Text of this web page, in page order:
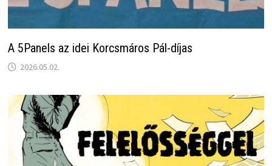
A 5Panels az idei Korcsmáros Pál-díjas
2026.05.02.